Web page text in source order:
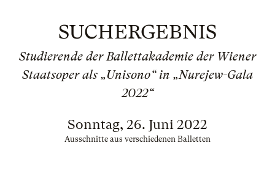
SUCHERGEBNIS
Studierende der Ballettakademie der Wiener
Staatsoper als „Unisono“ in „Nurejew-Gala
2022“
Sonntag, 26. Juni 2022
Ausschnitte aus verschiedenen Balletten